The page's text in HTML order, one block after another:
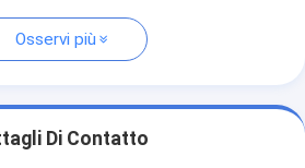
Osservi più
Di Contatto